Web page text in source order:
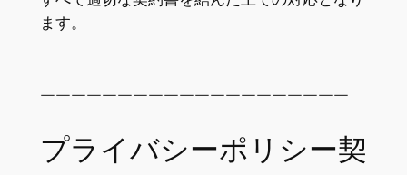
ます。
￣￣￣￣￣￣￣￣￣￣￣￣￣￣￣￣￣￣￣￣
プライバシーポリシー契